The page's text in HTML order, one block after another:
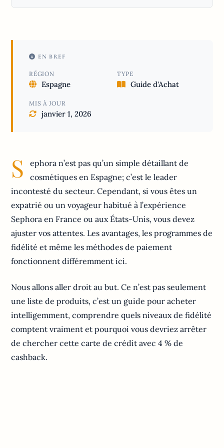
EN BREF
RÉGION
Espagne
TYPE
Guide d'Achat
MIS À JOUR
janvier 1, 2026
S
ephora n’est pas qu’un simple détaillant de
cosmétiques en Espagne; c’est le leader
incontesté du secteur. Cependant, si vous êtes un
expatrié ou un voyageur habitué à l’expérience
Sephora en France ou aux États-Unis, vous devez
ajuster vos attentes. Les avantages, les programmes de
fidélité et même les méthodes de paiement
fonctionnent différemment ici.
Nous allons aller droit au but. Ce n’est pas seulement
une liste de produits, c’est un guide pour acheter
intelligemment, comprendre quels niveaux de fidélité
comptent vraiment et pourquoi vous devriez arrêter
de chercher cette carte de crédit avec 4 % de
cashback.